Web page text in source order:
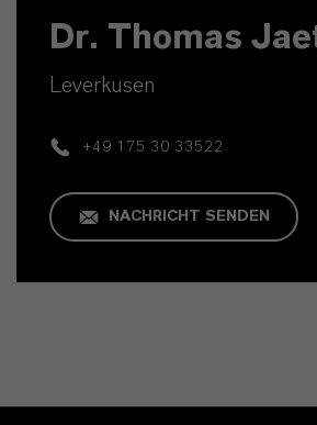
Dr. Thomas
Leverkusen
+49 175 30 33522
NACHRICHT SENDEN